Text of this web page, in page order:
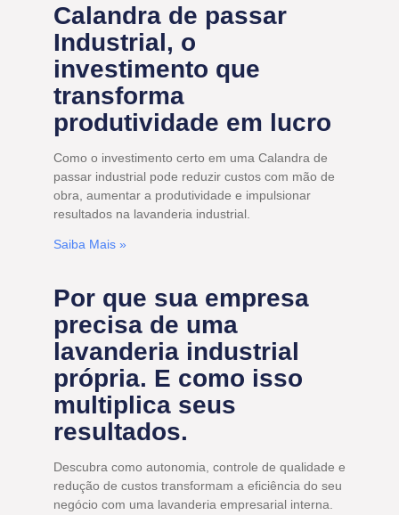
Calandra de passar
Industrial, o
investimento que
transforma
produtividade em lucro
Como o investimento certo em uma Calandra de
passar industrial pode reduzir custos com mão de
obra, aumentar a produtividade e impulsionar
resultados na lavanderia industrial.
Saiba Mais »
Por que sua empresa
precisa de uma
lavanderia industrial
própria. E como isso
multiplica seus
resultados.
Descubra como autonomia, controle de qualidade e
redução de custos transformam a eficiência do seu
negócio com uma lavanderia empresarial interna.